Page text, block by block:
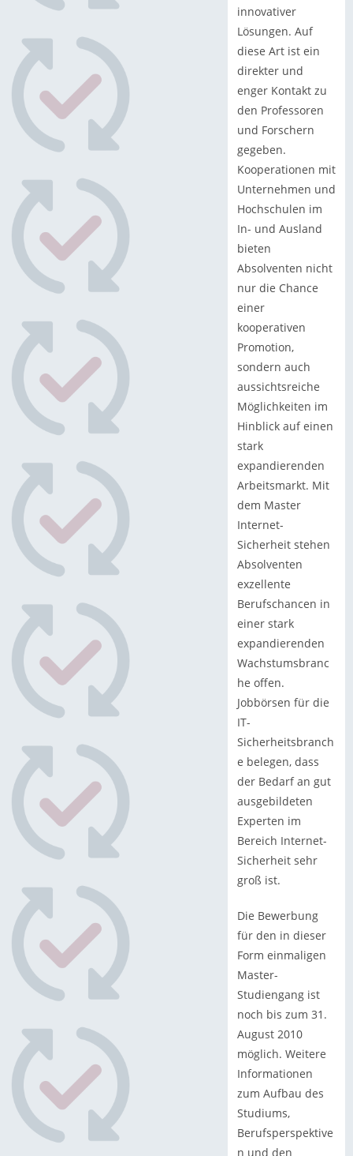
innovativer
Lösungen. Auf
diese Art ist ein
direkter und
enger Kontakt zu
den Professoren
und Forschern
gegeben.
Kooperationen mit
Unternehmen und
Hochschulen im
In- und Ausland
bieten
Absolventen nicht
nur die Chance
einer
kooperativen
Promotion,
sondern auch
aussichtsreiche
Möglichkeiten im
Hinblick auf einen
stark
expandierenden
Arbeitsmarkt. Mit
dem Master
Internet-
Sicherheit stehen
Absolventen
exzellente
Berufschancen in
einer stark
expandierenden
Wachstumsbranc
he offen.
Jobbörsen für die
IT-
Sicherheitsbranch
e belegen, dass
der Bedarf an gut
ausgebildeten
Experten im
Bereich Internet-
Sicherheit sehr
groß ist.
Die Bewerbung
für den in dieser
Form einmaligen
Master-
Studiengang ist
noch bis zum 31.
August 2010
möglich. Weitere
Informationen
zum Aufbau des
Studiums,
Berufsperspektive
n und den